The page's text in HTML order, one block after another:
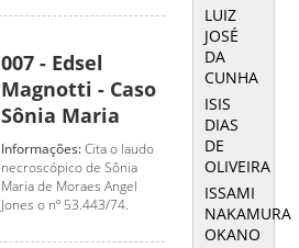
007 - Edsel
Magnotti - Caso
Sônia Maria
Informações:Cita o laudo
necroscópico de Sônia
Maria de Moraes Angel
Jones o nº 53.443/74.
LUIZ
JOSÉ
DA
CUNHA
ISIS
DIAS
DE
OLIVEIRA
ISSAMI
NAKAMURA
OKANO